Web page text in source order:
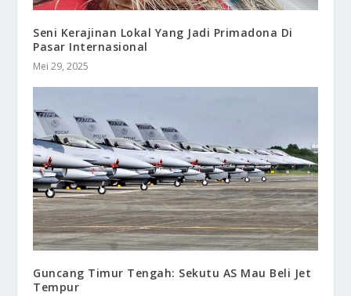
Seni Kerajinan Lokal Yang Jadi Primadona Di
Pasar Internasional
Mei 29, 2025
Guncang Timur Tengah: Sekutu AS Mau Beli Jet
Tempur